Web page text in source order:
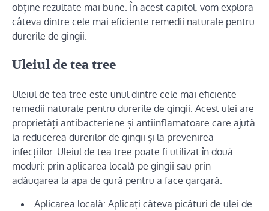
obține rezultate mai bune. În acest capitol, vom explora
câteva dintre cele mai eficiente remedii naturale pentru
durerile de gingii.
Uleiul de tea tree
Uleiul de tea tree este unul dintre cele mai eficiente
remedii naturale pentru durerile de gingii. Acest ulei are
proprietăți antibacteriene și antiinflamatoare care ajută
la reducerea durerilor de gingii și la prevenirea
infecțiilor. Uleiul de tea tree poate fi utilizat în două
moduri: prin aplicarea locală pe gingii sau prin
adăugarea la apa de gură pentru a face gargară.
Aplicarea locală: Aplicați câteva picături de ulei de